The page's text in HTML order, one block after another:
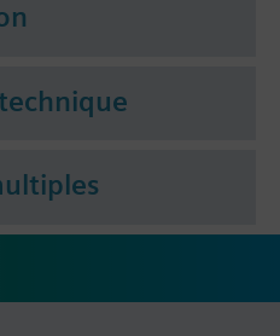
chauffage à 2 niveaux /